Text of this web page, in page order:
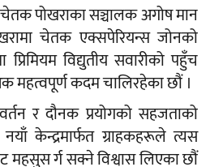
पोखराका सञ्चालक अगोष मान
चेतक एक्सपेरियन्स जोनको
विद्युतीय सवारीको पहुँच
महत्वपूर्ण कदम चालिरहेका छौं ।
र दौनक प्रयोगको सहजताको
केन्द्रमार्फत ग्राहकहरूले त्यस
र्ग सक्ने विश्वास लिएका छौं